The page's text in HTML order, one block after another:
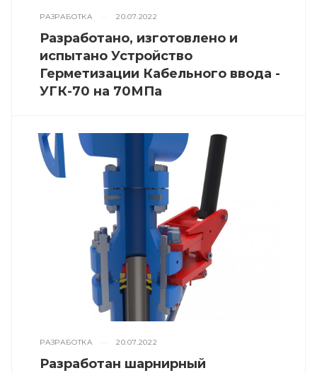
РАЗРАБОТКА 20.07.2022
Разработано, изготовлено и
испытано Устройство
Герметизации Кабельного ввода -
УГК-70 на 70МПа
РАЗРАБОТКА 20.07.2022
Разработан шарнирный